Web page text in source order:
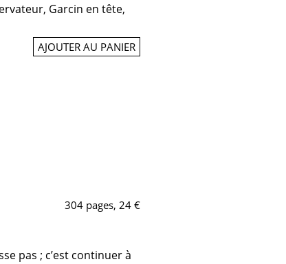
Garcin en tête,
AJOUTER AU PANIER
304 pages, 24 €
pas ; c’est continuer à